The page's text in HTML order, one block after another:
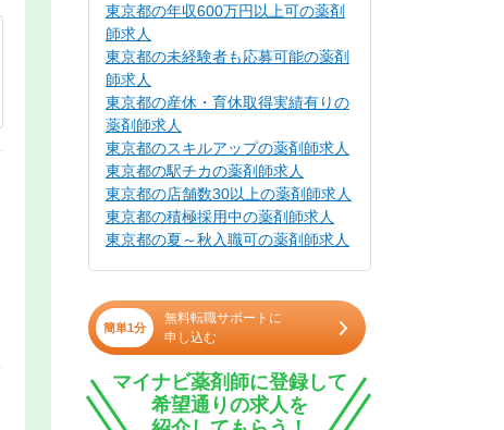
東京都の年収600万円以上可の薬剤
師求人
東京都の未経験者も応募可能の薬剤
師求人
東京都の産休・育休取得実績有りの
薬剤師求人
東京都のスキルアップの薬剤師求人
東京都の駅チカの薬剤師求人
東京都の店舗数30以上の薬剤師求人
東京都の積極採用中の薬剤師求人
東京都の夏～秋入職可の薬剤師求人
簡単1分
無料転職サポートに
申し込む
マイナビ薬剤師に登録して
希望通りの求人を